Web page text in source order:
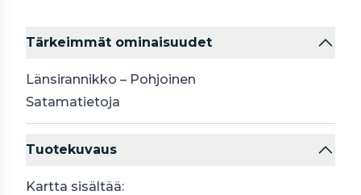
Tärkeimmät ominaisuudet
Länsirannikko – Pohjoinen
Satamatietoja
Tuotekuvaus
Kartta sisältää: